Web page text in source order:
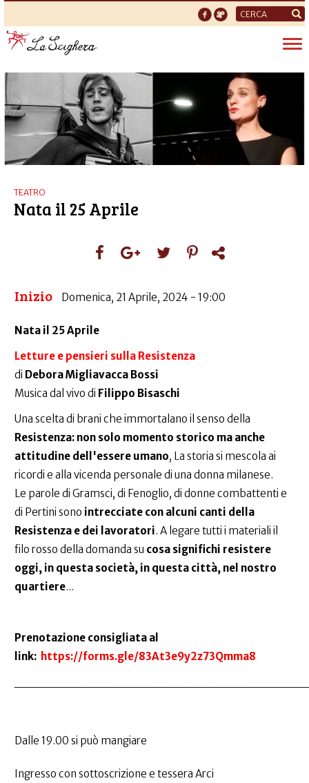
Form
di
ricerca
TEATRO
Nata il 25 Aprile
Inizio Domenica, 21 Aprile, 2024 - 19:00
Nata il 25 Aprile
Letture e pensieri sulla Resistenza
di Debora Migliavacca Bossi
Musica dal vivo di Filippo Bisaschi
Una scelta di brani che immortalano il senso della
Resistenza: non solo momento storico ma anche
attitudine dell'essere umano, La storia si mescola ai
ricordi e alla vicenda personale di una donna milanese.
Le parole di Gramsci, di Fenoglio, di donne combattenti e
di Pertini sono intrecciate con alcuni canti della
Resistenza e dei lavoratori. A legare tutti i materiali il
filo rosso della domanda su cosa significhi resistere
oggi, in questa società, in questa città, nel nostro
quartiere...
Prenotazione consigliata al
link: https://forms.gle/83At3e9y2z73Qmma8
Dalle 19.00 si può mangiare
Ingresso con sottoscrizione e tessera Arci